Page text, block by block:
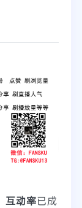
互动率已成